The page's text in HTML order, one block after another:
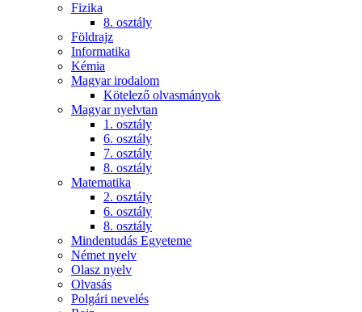
Fizika
8. osztály
Földrajz
Informatika
Kémia
Magyar irodalom
Kötelező olvasmányok
Magyar nyelvtan
1. osztály
6. osztály
7. osztály
8. osztály
Matematika
2. osztály
6. osztály
8. osztály
Mindentudás Egyeteme
Német nyelv
Olasz nyelv
Olvasás
Polgári nevelés